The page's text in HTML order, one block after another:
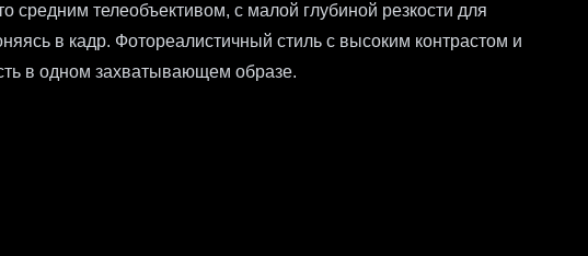
телеобъективом, с малой глубиной резкости для
в кадр. Фотореалистичный стиль с высоким контрастом и
в одном захватывающем образе.